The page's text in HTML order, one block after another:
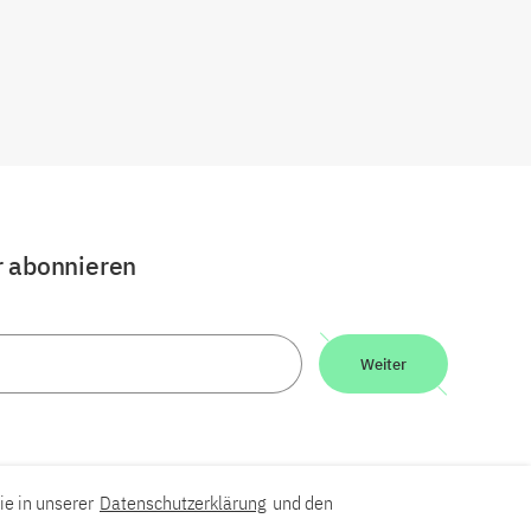
Weiter
in unserer Datenschutzerklärung und den